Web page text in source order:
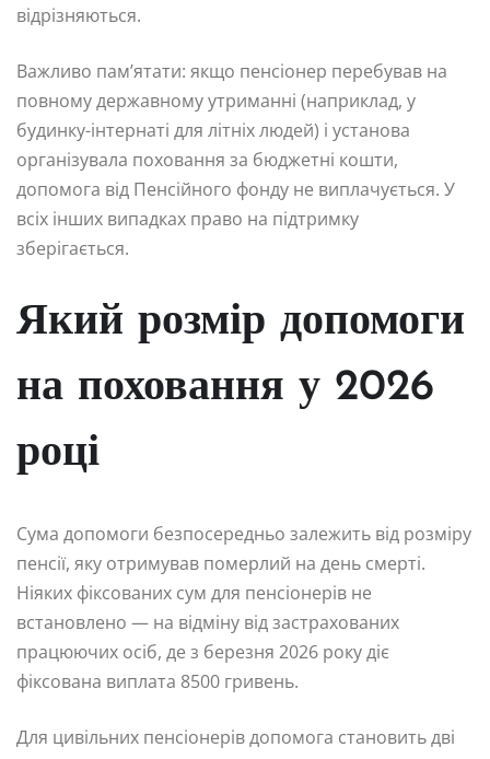
відрізняються.
Важливо пам’ятати: якщо пенсіонер перебував на
повному державному утриманні (наприклад, у
будинку-інтернаті для літніх людей) і установа
організувала поховання за бюджетні кошти,
допомога від Пенсійного фонду не виплачується. У
всіх інших випадках право на підтримку
зберігається.
Який розмір допомоги
на поховання у 2026
році
Сума допомоги безпосередньо залежить від розміру
пенсії, яку отримував померлий на день смерті.
Ніяких фіксованих сум для пенсіонерів не
встановлено — на відміну від застрахованих
працюючих осіб, де з березня 2026 року діє
фіксована виплата 8500 гривень.
Для цивільних пенсіонерів допомога становить дві